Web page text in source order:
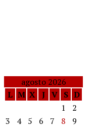
agosto 2026
L M X J V S D
1
2
3
4 5 6 7 8
9